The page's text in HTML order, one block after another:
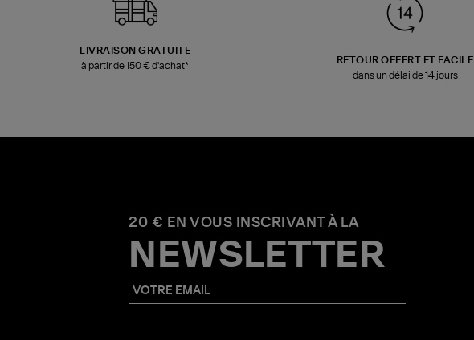
LIVRAISON GRATUITE
à partir de 150 € d'achat*
RETOUR OFFERT ET FACILE
dans un délai de 14 jours
20 € EN VOUS INSCRIVANT À LA
NEWSLETTER